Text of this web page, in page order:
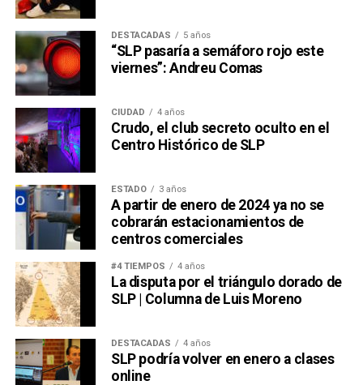
DESTACADAS 5 años
“SLP pasaría a semáforo rojo este
viernes”: Andreu Comas
CIUDAD 4 años
Crudo, el club secreto oculto en el
Centro Histórico de SLP
ESTADO 3 años
A partir de enero de 2024 ya no se
cobrarán estacionamientos de
centros comerciales
#4 TIEMPOS 4 años
La disputa por el triángulo dorado de
SLP | Columna de Luis Moreno
DESTACADAS 4 años
SLP podría volver en enero a clases
online